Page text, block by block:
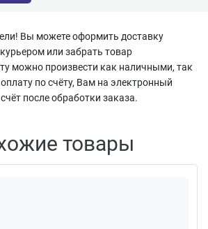
Вы можете оформить доставку
или забрать товар
можно произвести как наличными, так
по счёту, Вам на электронный
после обработки заказа.
товары